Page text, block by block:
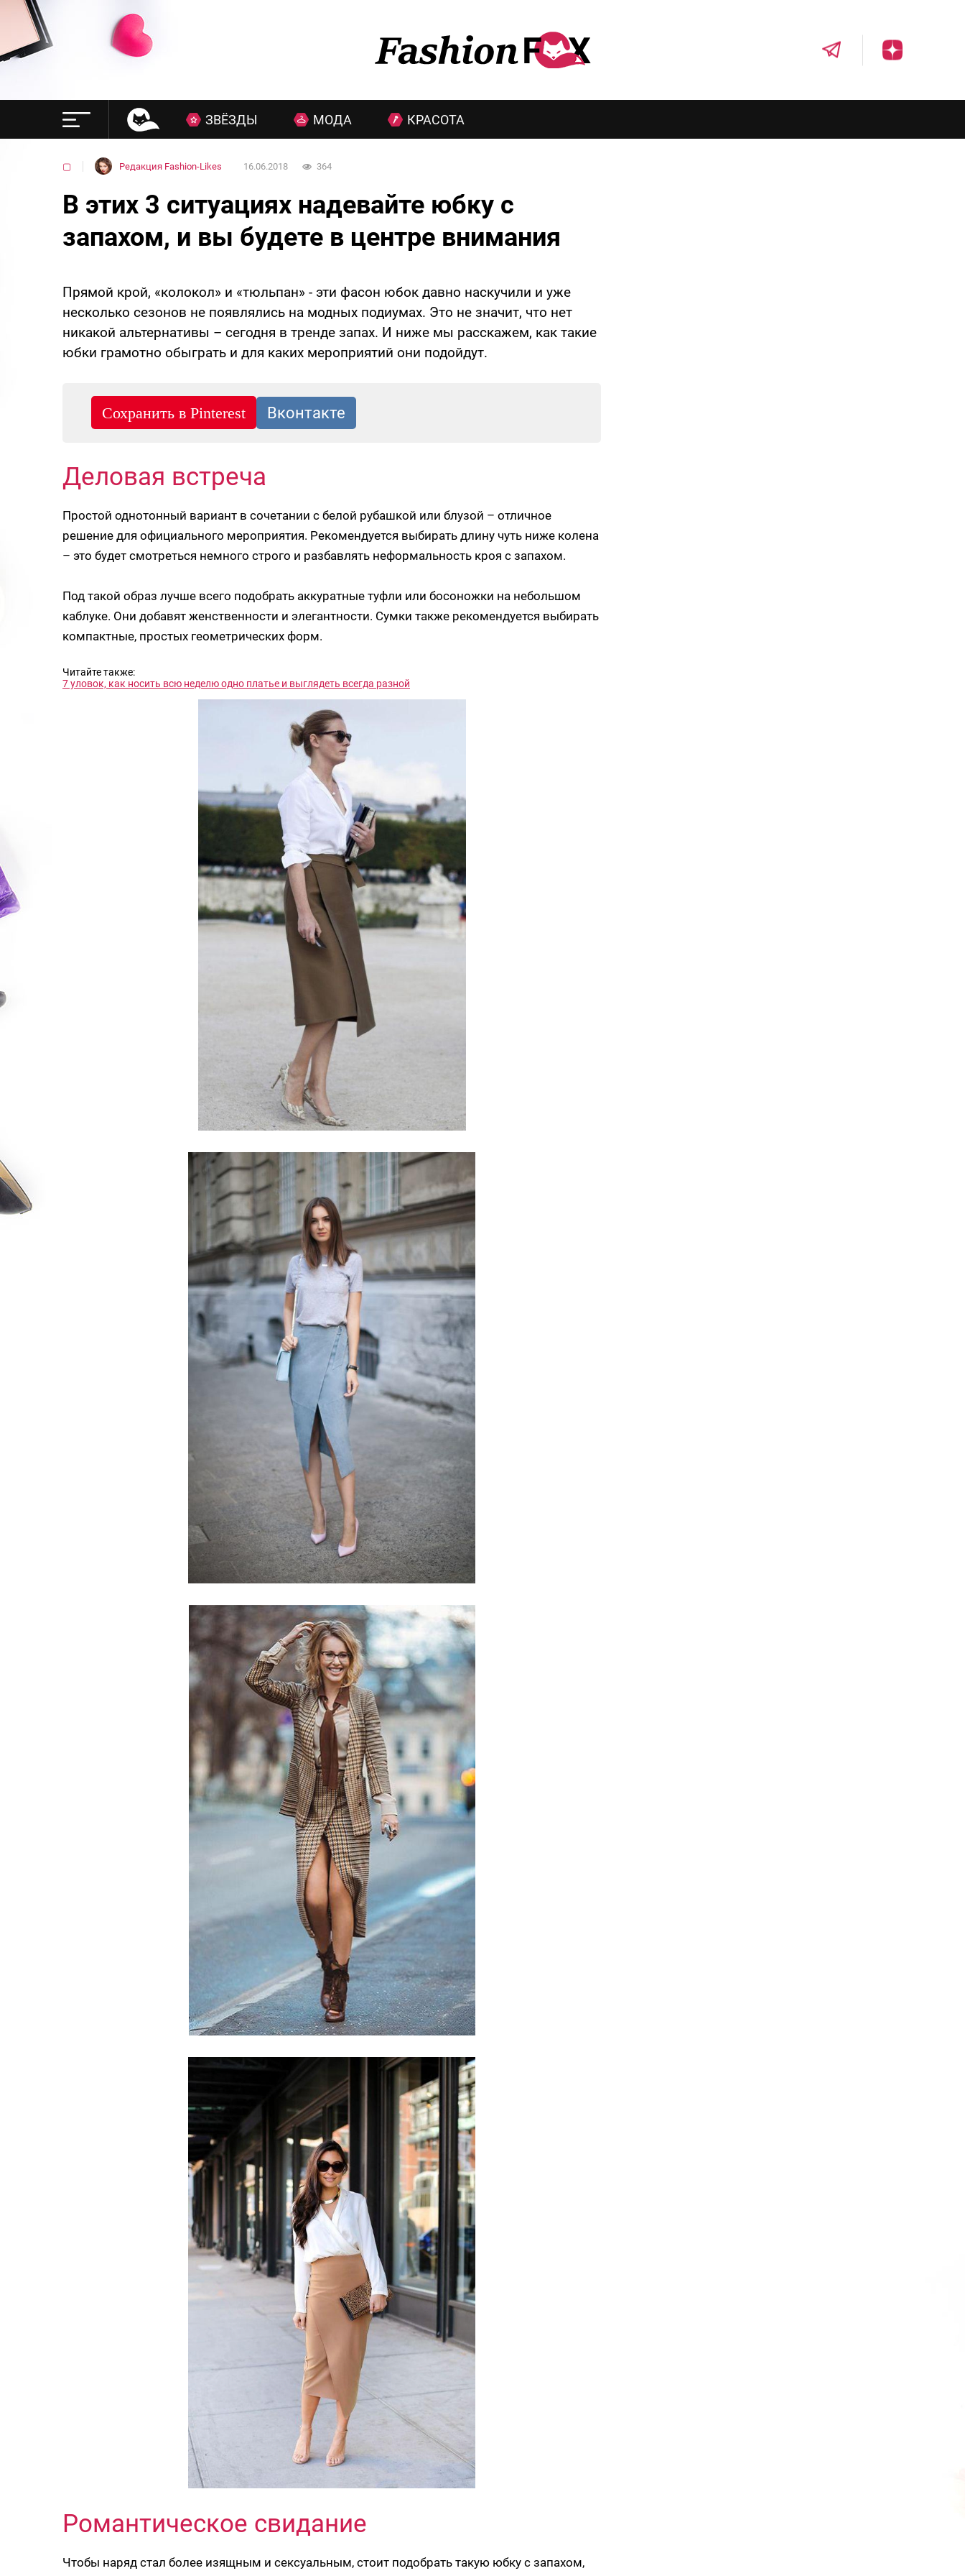
ЗВЁЗДЫ МОДА КРАСОТА
▢ Редакция Fashion-Likes 16.06.2018 364
В этих 3 ситуациях надевайте юбку с
запахом, и вы будете в центре внимания
Прямой крой, «колокол» и «тюльпан» - эти фасон юбок давно наскучили и уже
несколько сезонов не появлялись на модных подиумах. Это не значит, что нет
никакой альтернативы – сегодня в тренде запах. И ниже мы расскажем, как такие
юбки грамотно обыграть и для каких мероприятий они подойдут.
Деловая встреча
Простой однотонный вариант в сочетании с белой рубашкой или блузой – отличное
решение для официального мероприятия. Рекомендуется выбирать длину чуть ниже колена
– это будет смотреться немного строго и разбавлять неформальность кроя с запахом.
Под такой образ лучше всего подобрать аккуратные туфли или босоножки на небольшом
каблуке. Они добавят женственности и элегантности. Сумки также рекомендуется выбирать
компактные, простых геометрических форм.
Читайте также:
7 уловок, как носить всю неделю одно платье и выглядеть всегда разной
Романтическое свидание
Чтобы наряд стал более изящным и сексуальным, стоит подобрать такую юбку с запахом,